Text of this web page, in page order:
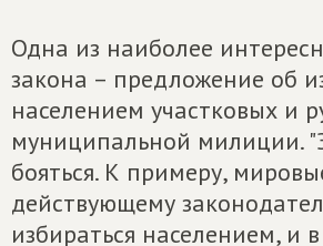
Одна из наиболее
закона – предложение об
населением участковых и
муниципальной милиции.
бояться. К примеру,
действующему
избираться населением, и